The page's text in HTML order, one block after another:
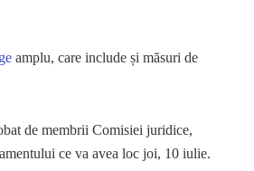
amplu, care include și măsuri de
de membrii Comisiei juridice,
ce va avea loc joi, 10 iulie.